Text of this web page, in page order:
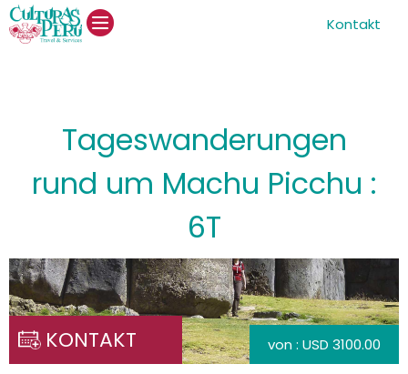
Kontakt
Tageswanderungen
rund um Machu Picchu :
6T
von : USD 3100.00
KONTAKT